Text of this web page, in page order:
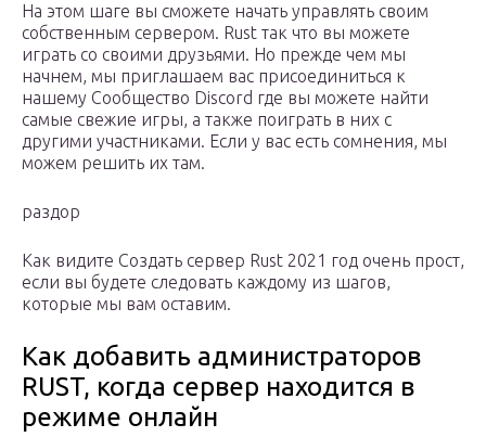
На этом шаге вы сможете начать управлять своим
собственным сервером. Rust так что вы можете
играть со своими друзьями. Но прежде чем мы
начнем, мы приглашаем вас присоединиться к
нашему Сообщество Discord где вы можете найти
самые свежие игры, а также поиграть в них с
другими участниками. Если у вас есть сомнения, мы
можем решить их там.
раздор
Как видите Создать сервер Rust 2021 год очень прост,
если вы будете следовать каждому из шагов,
которые мы вам оставим.
Как добавить администраторов
RUST, когда сервер находится в
режиме онлайн